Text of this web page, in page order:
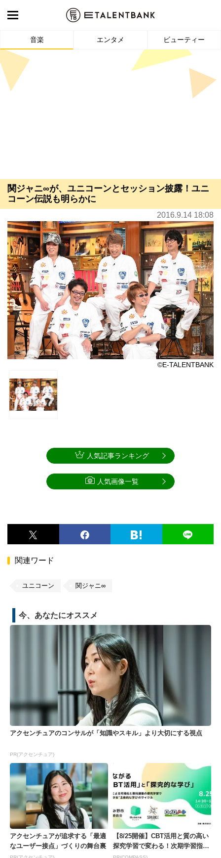
音楽 エンタメ ビューティー
関ジャニ∞が、ユニコーンとセッション披露！ユニ
コーン伝説も明らかに
2016.9.14 18:08
©E-TALENTBANK
関連ワード
ユニコーン 関ジャニ∞
人気記事ランキング
人気画像一覧
今、あなたにオススメ
アクセンチュアのコンサルが「知識やスキル」より大切にする視点
PR(アクセンチュア)
アクセンチュアが追求する「最適
なユーザー接点」づくりの舞台裏
【8/25開催】CBT活用と質の高い
探究学習で変わる！次期学習指導
要領を見据えた...